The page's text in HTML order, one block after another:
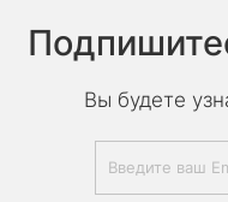
Вы будете